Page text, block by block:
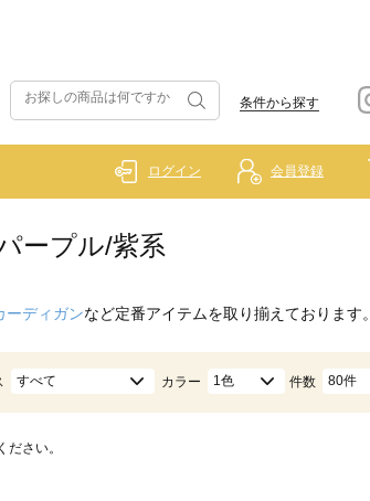
条件から探す
ログイン 会員登録
ープル/紫系
ーディガンなど定番アイテムを取り揃えております。
すべて カラー 1色 件数 80件
さい。